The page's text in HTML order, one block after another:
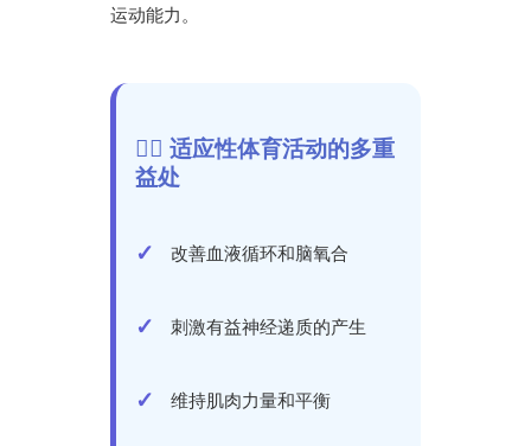
运动能力。
🏃‍♀️ 适应性体育活动的多重
益处
改善血液循环和脑氧合
刺激有益神经递质的产生
维持肌肉力量和平衡